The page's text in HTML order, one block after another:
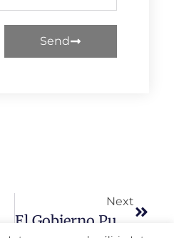
Send
Next